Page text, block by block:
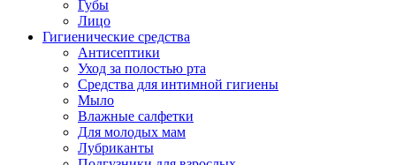
Губы
Лицо
Гигиенические средства
Антисептики
Уход за полостью рта
Средства для интимной гигиены
Мыло
Влажные салфетки
Для молодых мам
Лубриканты